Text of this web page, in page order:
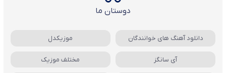
دوستان ما
دانلود آهنگ های خوانندگان موزیکدل
آی سانگز مختلف موزیک